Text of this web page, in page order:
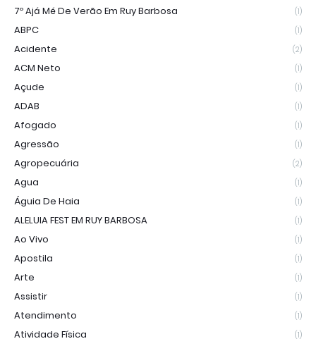
7º Ajá Mé De Verão Em Ruy Barbosa (1)
ABPC (1)
Acidente (2)
ACM Neto (1)
Açude (1)
ADAB (1)
Afogado (1)
Agressão (1)
Agropecuária (2)
Agua (1)
Águia De Haia (1)
ALELUIA FEST EM RUY BARBOSA (1)
Ao Vivo (1)
Apostila (1)
Arte (1)
Assistir (1)
Atendimento (1)
Atividade Física (1)